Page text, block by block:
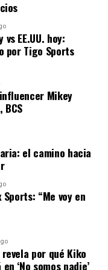
vínculo familiar y les
juntos en los
susto familiar en
gigante en
las noticias: las vive.
buscamos los
EE.UU. hoy:
por Tigo Sports
Mikey
BCS
el camino hacia
Sports: “Me voy en
por qué Kiko
‘No somos nadie’